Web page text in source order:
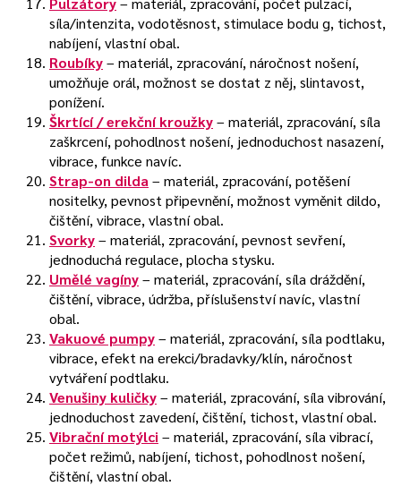
síla/intenzita, vodotěsnost, stimulace bodu g, tichost,
nabíjení, vlastní obal.
Roubíky– materiál, zpracování, náročnost nošení,
umožňuje orál, možnost se dostat z něj, slintavost,
ponížení.
Škrtící / erekční kroužky– materiál, zpracování, síla
zaškrcení, pohodlnost nošení, jednoduchost nasazení,
vibrace, funkce navíc.
Strap-on dilda– materiál, zpracování, potěšení
nositelky, pevnost připevnění, možnost vyměnit dildo,
čištění, vibrace, vlastní obal.
Svorky– materiál, zpracování, pevnost sevření,
jednoduchá regulace, plocha stysku.
Umělé vagíny– materiál, zpracování, síla dráždění,
čištění, vibrace, údržba, příslušenství navíc, vlastní
obal.
Vakuové pumpy– materiál, zpracování, síla podtlaku,
vibrace, efekt na erekci/bradavky/klín, náročnost
vytváření podtlaku.
Venušiny kuličky– materiál, zpracování, síla vibrování,
jednoduchost zavedení, čištění, tichost, vlastní obal.
Vibrační motýlci – materiál, zpracování, síla vibrací,
počet režimů, nabíjení, tichost, pohodlnost nošení,
čištění, vlastní obal.